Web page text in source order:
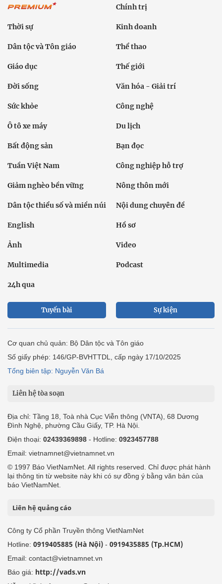
Chính trị
Thời sự Kinh doanh
Dân tộc và Tôn giáo Thể thao
Giáo dục Thế giới
Đời sống Văn hóa - Giải trí
Sức khỏe Công nghệ
Ô tô xe máy Du lịch
Bất động sản Bạn đọc
Tuần Việt Nam Công nghiệp hỗ trợ
Giảm nghèo bền vững Nông thôn mới
Dân tộc thiểu số và miền núi Nội dung chuyên đề
English Hồ sơ
Ảnh Video
Multimedia Podcast
24h qua
Tuyến bài Sự kiện
Cơ quan chủ quản: Bộ Dân tộc và Tôn giáo
Số giấy phép: 146/GP-BVHTTDL, cấp ngày 17/10/2025
Tổng biên tập: Nguyễn Văn Bá
Liên hệ tòa soạn
Địa chỉ: Tầng 18, Toà nhà Cục Viễn thông (VNTA), 68 Dương
Đình Nghệ, phường Cầu Giấy, TP. Hà Nội.
Điện thoại: 02439369898 - Hotline: 0923457788
Email: vietnamnet@vietnamnet.vn
© 1997 Báo VietNamNet. All rights reserved. Chỉ được phát hành
lại thông tin từ website này khi có sự đồng ý bằng văn bản của
báo VietNamNet.
Liên hệ quảng cáo
Công ty Cổ phần Truyền thông VietNamNet
Hotline: 0919405885 (Hà Nội) - 0919435885 (Tp.HCM)
Email: contact@vietnamnet.vn
Báo giá: http://vads.vn